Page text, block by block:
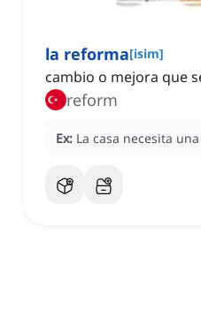
la reforma[isim]
cambio o mejora que
reform
Ex: La casa necesita una